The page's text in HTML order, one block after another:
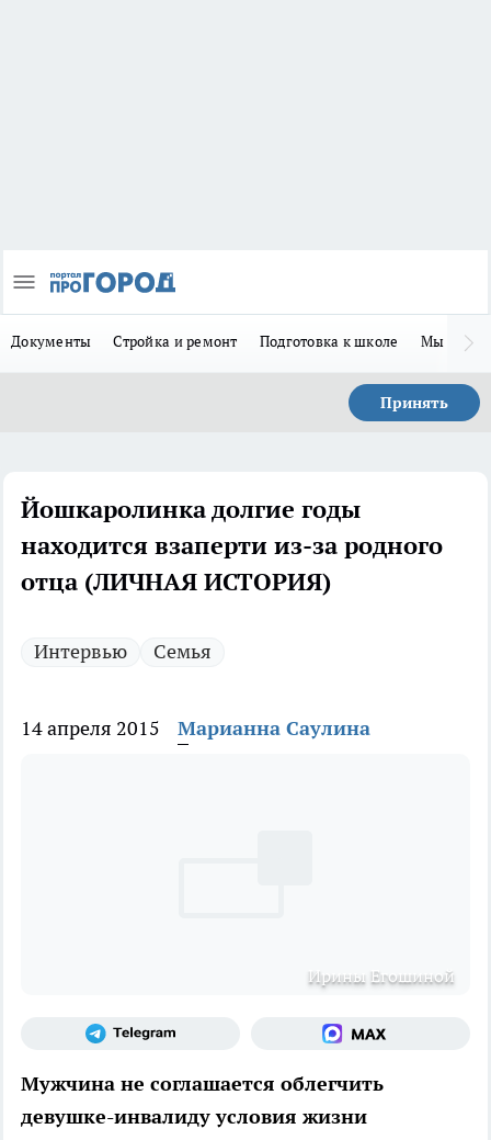
Документы Стройка и ремонт Подготовка к школе Мы в MAX
Принять
Йошкаролинка долгие годы
находится взаперти из-за родного
отца (ЛИЧНАЯ ИСТОРИЯ)
Интервью Семья
14 апреля 2015 Марианна Саулина
Ирины Егошиной
Мужчина не соглашается облегчить
девушке-инвалиду условия жизни